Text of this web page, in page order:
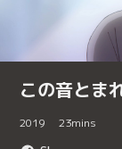
この音とま
2019 23mins